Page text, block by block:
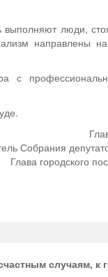
выполняют люди,
направлены
с
Собрания
Глава городского
случаям, к